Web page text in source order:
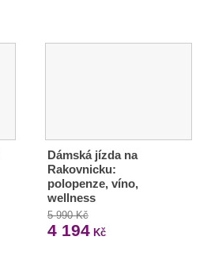
Dámská jízda na
Rakovnicku:
polopenze, víno,
wellness
5 990 Kč
4 194Kč